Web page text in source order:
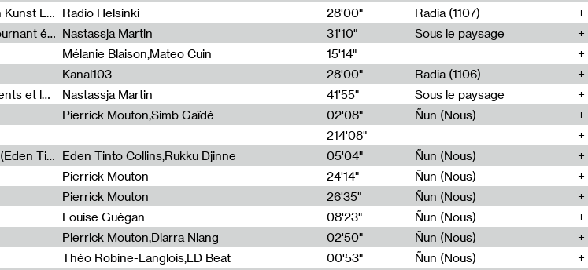
Radia Show #1107 : Art's Birthday 26 at ESC - Medien Kunst Labor Radio Helsinki 28'00"
Radia (1107)
Sous le paysage - Habiter les éléments #2 : Vers le tournant élémentaire Nastassja Martin 31'10"
Sous le paysage
Mélanie Blaison,Mateo Cuin
15'14"
Kanal103 28'00"
Radia (1106)
Sous le paysage - Habiter les éléments #1 : Les éléments et les débordements du vivant Nastassja Martin 41'55"
Sous le paysage
Pierrick Mouton,Simb Gaïdé 02'08"
Ñun (Nous)
214'08"
Non à l'émigration Clandestine - Rukku Djinne Squad (Eden Tinto Collins) Eden Tinto Collins,Rukku Djinne 05'04"
Ñun (Nous)
Pierrick Mouton 24'14"
Ñun (Nous)
Pierrick Mouton 26'35"
Ñun (Nous)
Louise Guégan 08'23"
Ñun (Nous)
Pierrick Mouton,Diarra Niang 02'50"
Ñun (Nous)
Théo Robine-Langlois,LD Beat 00'53"
Ñun (Nous)